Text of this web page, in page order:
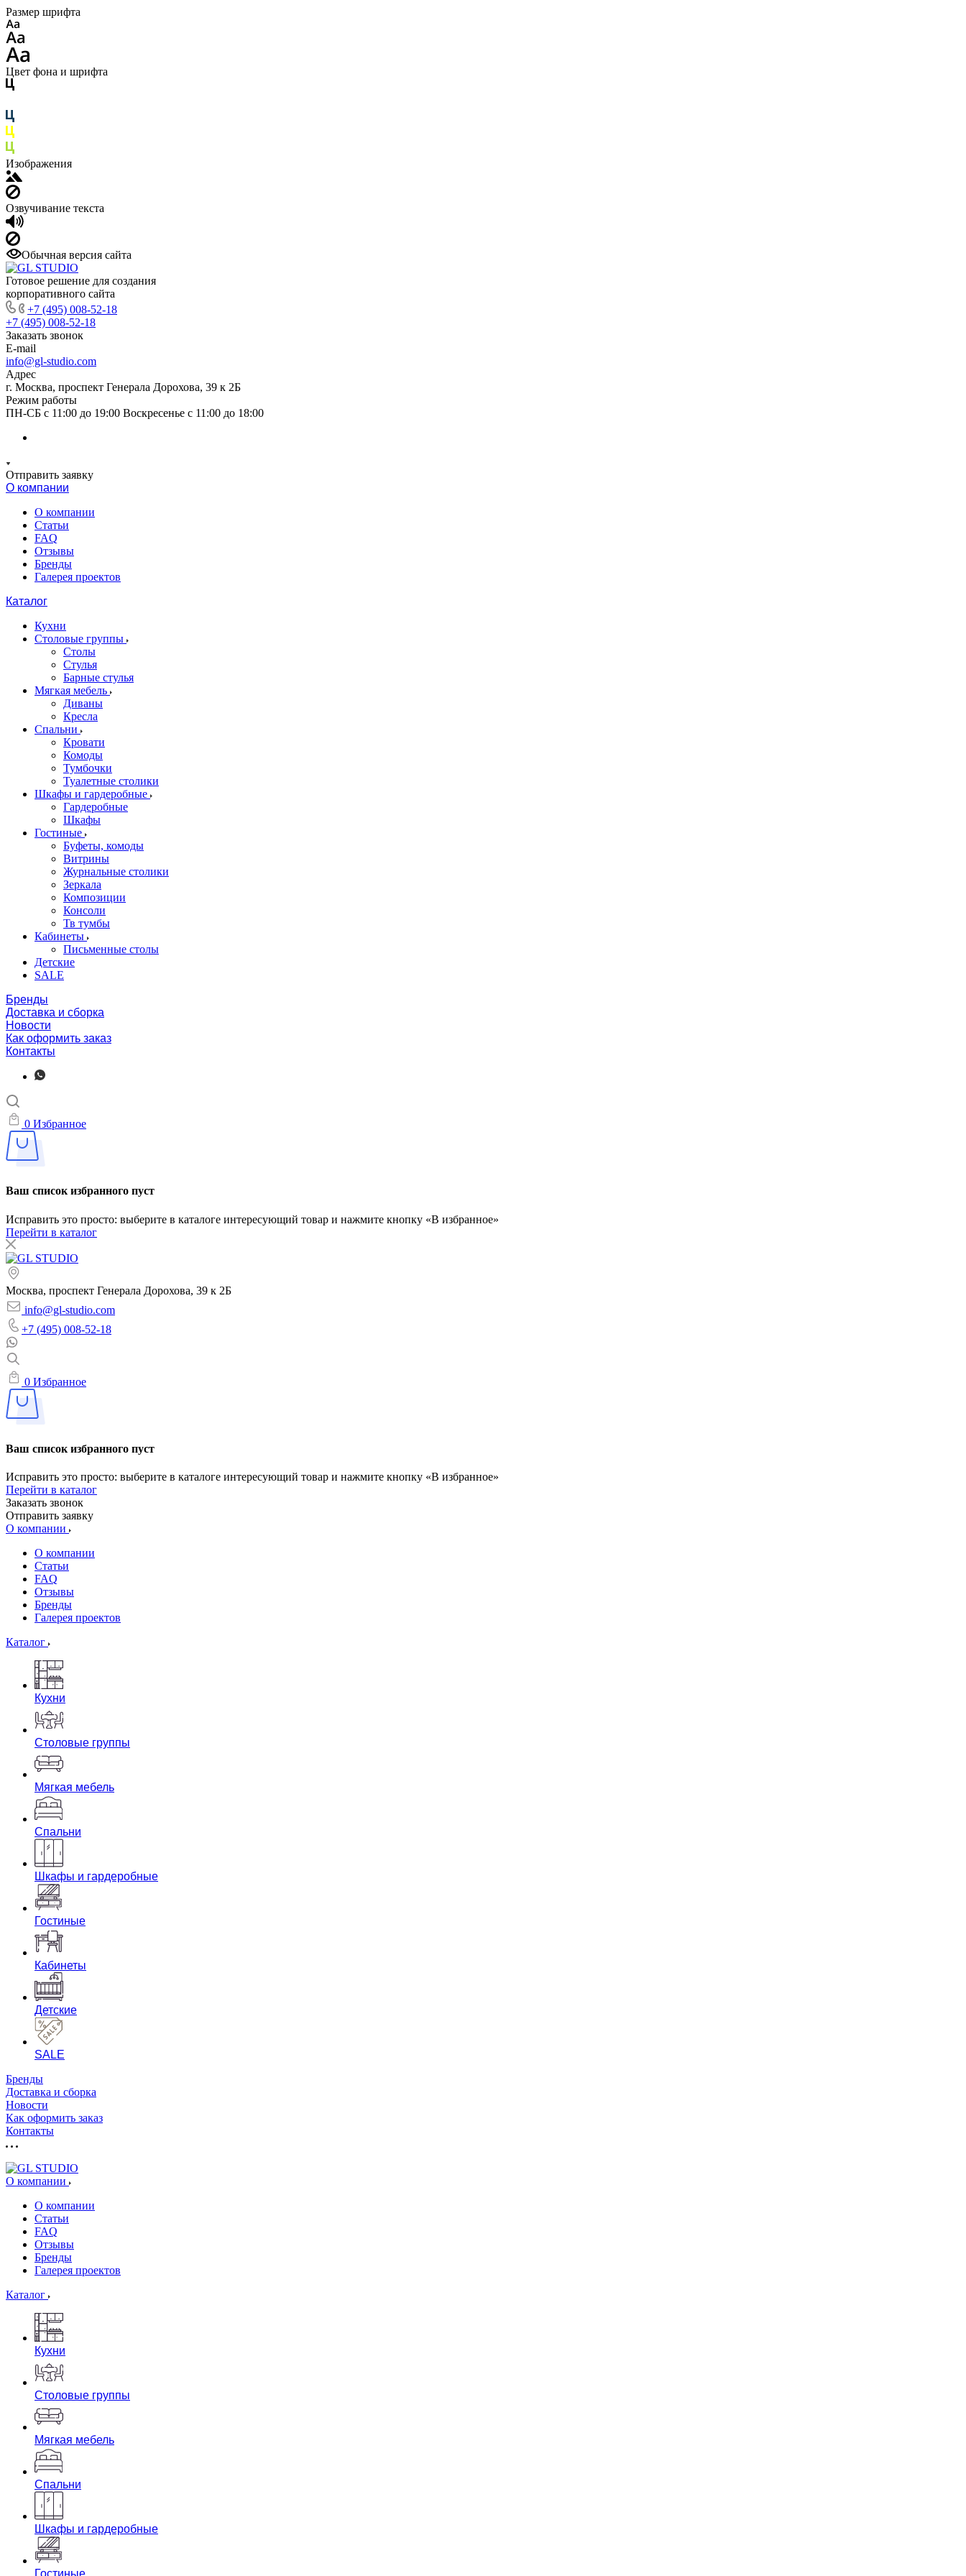
Размер шрифта
Цвет фона и шрифта
Изображения
Озвучивание текста
Обычная версия сайта
Готовое решение для создания
корпоративного сайта
+7 (495) 008-52-18
+7 (495) 008-52-18
Заказать звонок
E-mail
info@gl-studio.com
Адрес
г. Москва, проспект Генерала Дорохова, 39 к 2Б
Режим работы
ПН-СБ с 11:00 до 19:00 Воскресенье с 11:00 до 18:00
Отправить заявку
О компании
О компании
Статьи
FAQ
Отзывы
Бренды
Галерея проектов
Каталог
Кухни
Столовые группы
Столы
Стулья
Барные стулья
Мягкая мебель
Диваны
Кресла
Спальни
Кровати
Комоды
Тумбочки
Туалетные столики
Шкафы и гардеробные
Гардеробные
Шкафы
Гостиные
Буфеты, комоды
Витрины
Журнальные столики
Зеркала
Композиции
Консоли
Тв тумбы
Кабинеты
Письменные столы
Детские
SALE
Бренды
Доставка и сборка
Новости
Как оформить заказ
Контакты
0 Избранное
Ваш список избранного пуст
Исправить это просто: выберите в каталоге интересующий товар и нажмите кнопку «В избранное»
Перейти в каталог
Москва, проспект Генерала Дорохова, 39 к 2Б
info@gl-studio.com
+7 (495) 008-52-18
0 Избранное
Ваш список избранного пуст
Исправить это просто: выберите в каталоге интересующий товар и нажмите кнопку «В избранное»
Перейти в каталог
Заказать звонок
Отправить заявку
О компании
О компании
Статьи
FAQ
Отзывы
Бренды
Галерея проектов
Каталог
Кухни
Столовые группы
Мягкая мебель
Спальни
Шкафы и гардеробные
Гостиные
Кабинеты
Детские
SALE
Бренды
Доставка и сборка
Новости
Как оформить заказ
Контакты
О компании
О компании
Статьи
FAQ
Отзывы
Бренды
Галерея проектов
Каталог
Кухни
Столовые группы
Мягкая мебель
Спальни
Шкафы и гардеробные
Гостиные